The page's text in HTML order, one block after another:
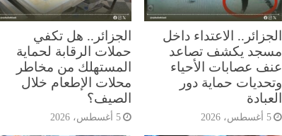
الجزائر.. الاعتداء داخل
مسجد يكشف تصاعد
عنف عصابات الأحياء
وتحديات حماية دور
العبادة
5 أغسطس، 2026
الجزائر.. هل تكفي
حملات الرقابة لحماية
المستهلك من مخاطر
محلات الإطعام خلال
الصيف؟
5 أغسطس، 2026